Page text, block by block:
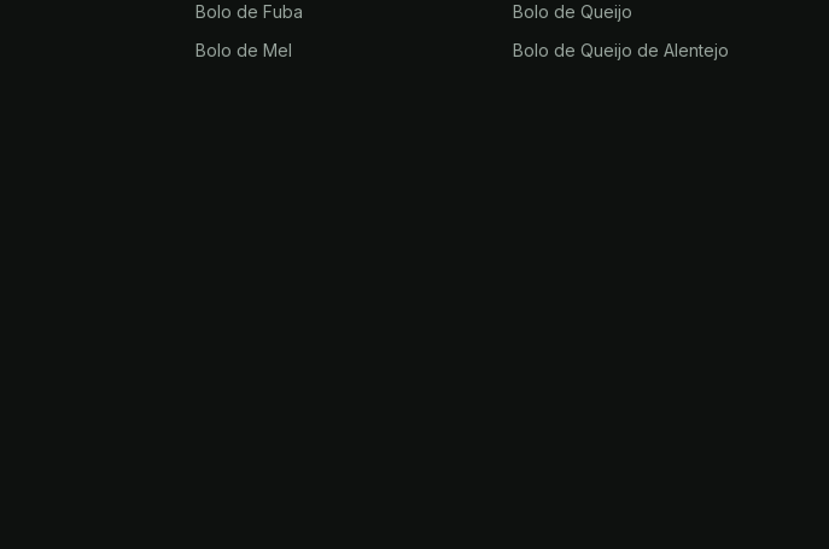
Bolo de Fuba
Bolo de Mel
Bolo de Queijo
Bolo de Queijo de Alentejo